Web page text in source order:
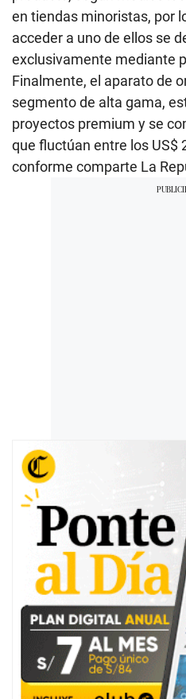
en tiendas minoristas, por
acceder a uno de ellos se
exclusivamente mediante
Finalmente, el aparato de
segmento de alta gama,
proyectos premium y se
que fluctúan entre los US$
conforme comparte La